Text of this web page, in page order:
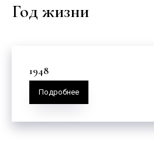
Год жизни
1948
Подробнее